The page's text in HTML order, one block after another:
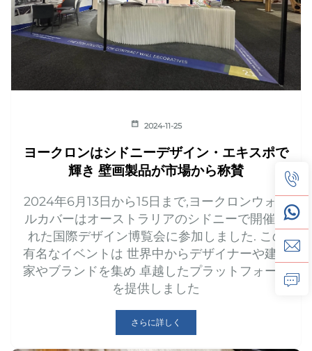
2024-11-25
ヨークロンはシドニーデザイン・エキスポで
輝き 壁画製品が市場から称賛
2024年6月13日から15日まで,ヨークロンウォー
ルカバーはオーストラリアのシドニーで開催さ
れた国際デザイン博覧会に参加しました. この
有名なイベントは 世界中からデザイナーや建築
家やブランドを集め 卓越したプラットフォーム
を提供しました
さらに詳しく